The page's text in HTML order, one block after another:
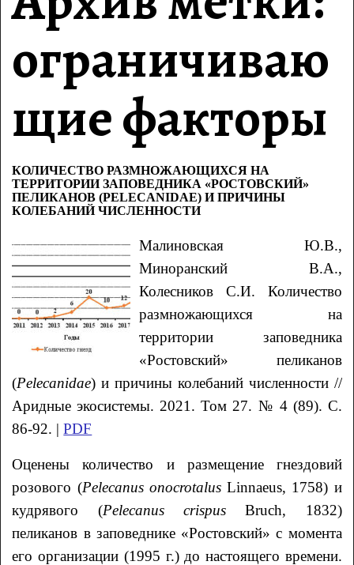
ограничиваю
щие факторы
КОЛИЧЕСТВО РАЗМНОЖАЮЩИХСЯ НА
ТЕРРИТОРИИ ЗАПОВЕДНИКА «РОСТОВСКИЙ»
ПЕЛИКАНОВ (PELECANIDAE) И ПРИЧИНЫ
КОЛЕБАНИЙ ЧИСЛЕННОСТИ
Малиновская Ю.В.,
Миноранский В.А.,
КолесниковC.И. Количество
размножающихся на
территории заповедника
«Ростовский» пеликанов
(Pelecanidae) и причины колебаний численности //
Аридные экосистемы. 2021. Том 27. № 4 (89). С.
86-92. |PDF
Оценены количество и размещение гнездовий
розового (Pelecanus onocrotalusLinnaeus, 1758) и
кудрявого (Pelecanus crispus Bruch, 1832)
пеликанов в заповеднике «Ростовский» с момента
его организации (1995 г.) до настоящего времени.